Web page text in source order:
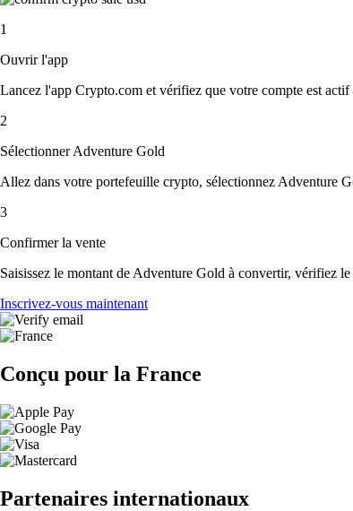
1
Ouvrir l'app
Lancez l'app Crypto.com et vérifiez que votre compte est actif
2
Sélectionner Adventure Gold
Allez dans votre portefeuille crypto, sélectionnez Adventure
3
Confirmer la vente
Saisissez le montant de Adventure Gold à convertir, vérifiez
Inscrivez-vous maintenant
Conçu pour la France
Partenaires internationaux